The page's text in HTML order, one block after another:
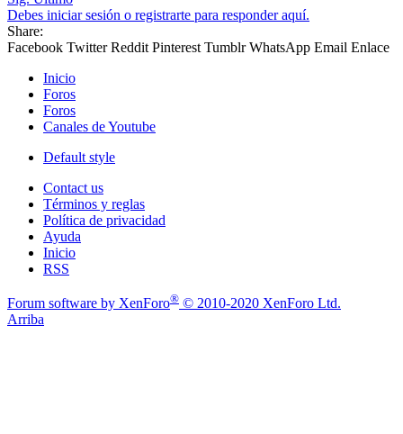
Debes iniciar sesión o registrarte para responder aquí.
Share:
Facebook Twitter Reddit Pinterest Tumblr WhatsApp Email Enlace
Inicio
Foros
Foros
Canales de Youtube
Default style
Contact us
Términos y reglas
Política de privacidad
Ayuda
Inicio
RSS
Forum software by XenForo® © 2010-2020 XenForo Ltd.
Arriba